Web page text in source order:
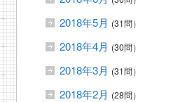
2018年5月 (31問）
2018年4月 (30問）
2018年3月 (31問）
2018年2月 (28問）